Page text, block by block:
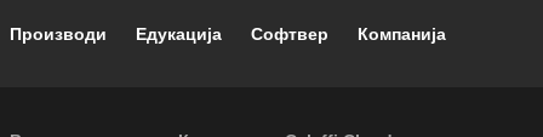
Footer main navigation
Производи Едукација Софтвер Компанија